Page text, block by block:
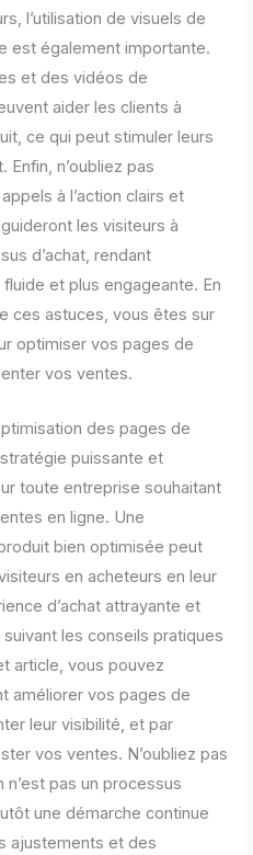
l’utilisation de visuels de
est également importante.
et des vidéos de
aider les clients à
ce qui peut stimuler leurs
Enfin, n’oubliez pas
à l’action clairs et
les visiteurs à
d’achat, rendant
fluide et plus engageante. En
ces astuces, vous êtes sur
optimiser vos pages de
vos ventes.
des pages de
puissante et
toute entreprise souhaitant
en ligne. Une
bien optimisée peut
en acheteurs en leur
d’achat attrayante et
suivant les conseils pratiques
article, vous pouvez
améliorer vos pages de
leur visibilité, et par
vos ventes. N’oubliez pas
n’est pas un processus
une démarche continue
ajustements et des